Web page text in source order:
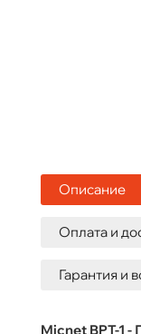
Описание
Оплата и
Гарантия и
Micnet BPT-1